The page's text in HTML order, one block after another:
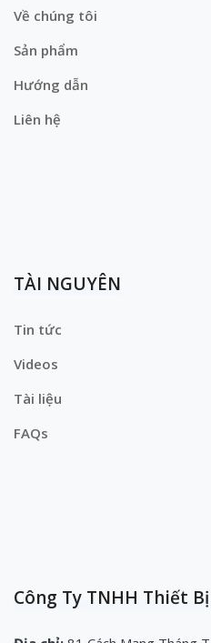
Về chúng tôi
Sản phẩm
Hướng dẫn
Liên hệ
TÀI NGUYÊN
Tin tức
Videos
Tài liệu
FAQs
Công Ty TNHH Thiết Bị